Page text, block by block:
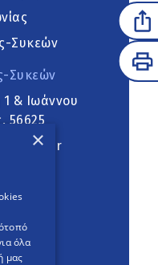
Συκεών
Συκεών
& Ιωάννου
56625
×
όλα
μας